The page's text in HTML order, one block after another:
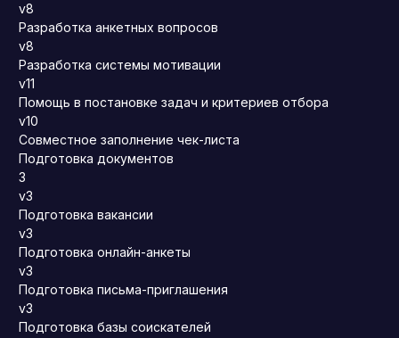
v8
Разработка анкетных вопросов
v8
Разработка системы мотивации
v11
Помощь в постановке задач и критериев отбора
v10
Совместное заполнение чек-листа
Подготовка документов
3
v3
Подготовка вакансии
v3
Подготовка онлайн-анкеты
v3
Подготовка письма-приглашения
v3
Подготовка базы соискателей